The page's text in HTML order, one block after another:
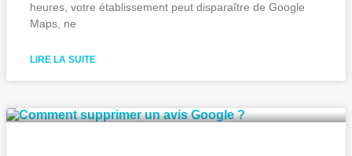
heures, votre établissement peut disparaître de Google
Maps, ne
LIRE LA SUITE